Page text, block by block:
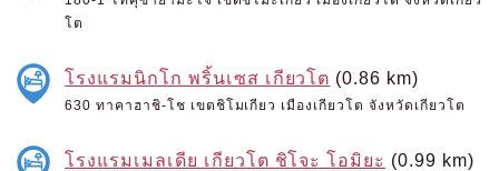
โต
โรงแรมนิกโก พริ้นเซส เกียวโต (0.86 km)
630 ทาคาฮาชิ-โช เขตชิโมเกียว เมืองเกียวโต จังหวัดเกียวโต
โรงแรมเมลเดีย เกียวโต ชิโจะ โอมิยะ (0.99 km)